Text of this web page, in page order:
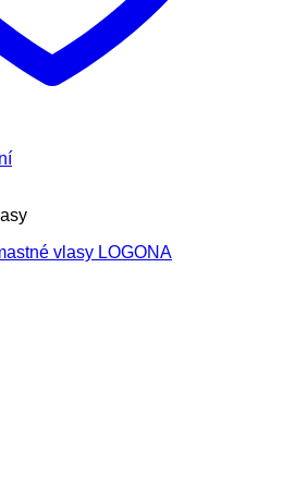
vlasy LOGONA